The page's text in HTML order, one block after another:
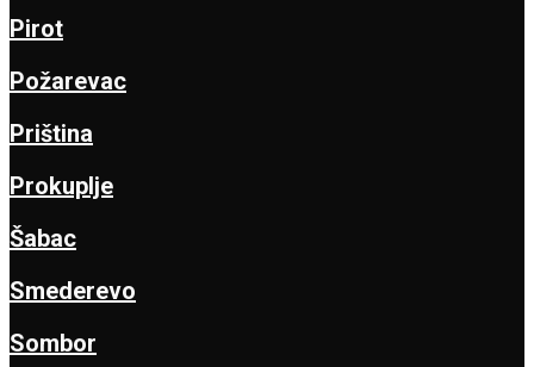
Pirot
Požarevac
Priština
Prokuplje
Šabac
Smederevo
Sombor